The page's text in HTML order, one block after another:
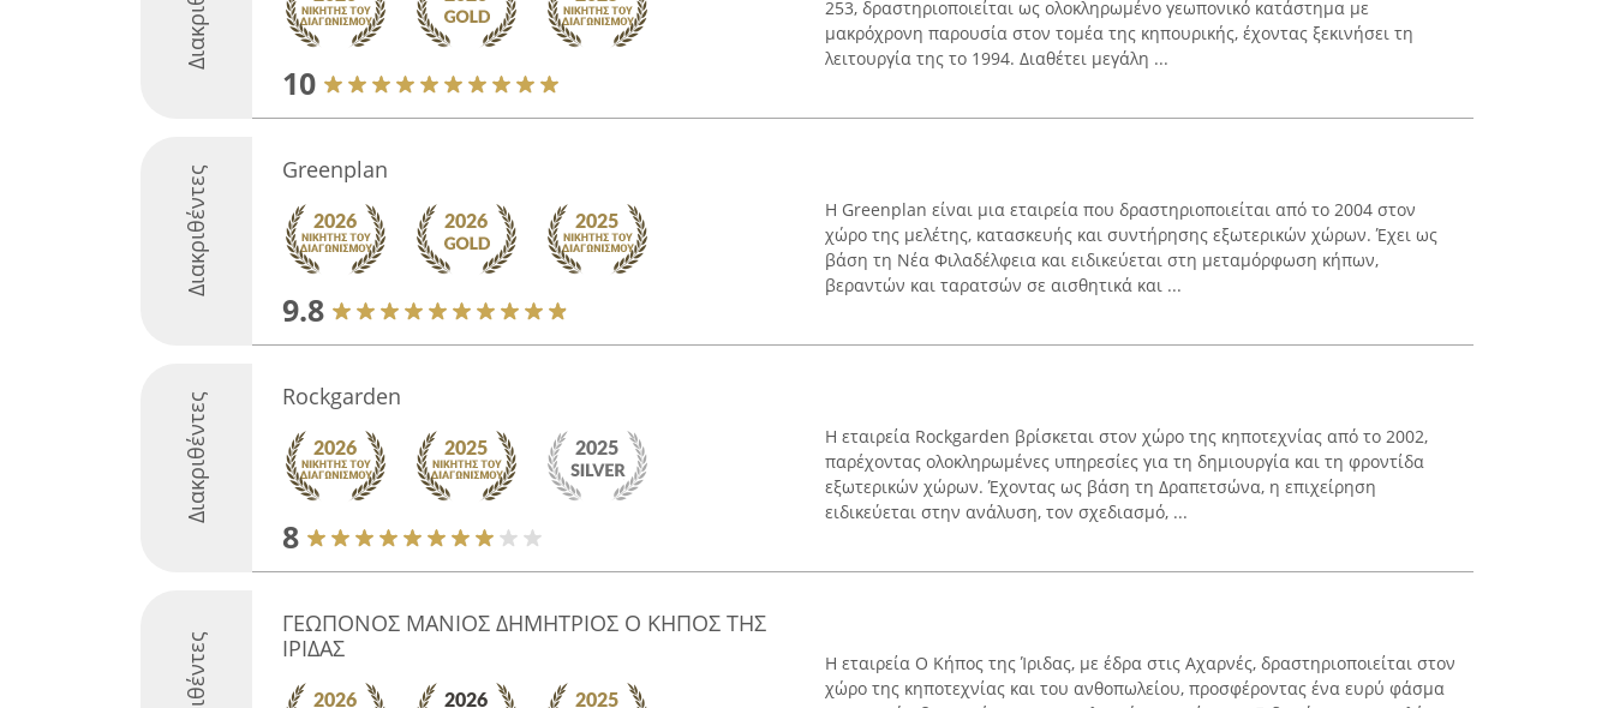
10
253, δραστηριοποιείται ως ολοκληρωμένο γεωπονικό κατάστημα με
μακρόχρονη παρουσία στον τομέα της κηπουρικής, έχοντας ξεκινήσει τη
λειτουργία της το 1994. Διαθέτει μεγάλη ...
Διακριθέντες Greenplan
9.8
Η Greenplan είναι μια εταιρεία που δραστηριοποιείται από το 2004 στον
χώρο της μελέτης, κατασκευής και συντήρησης εξωτερικών χώρων. Έχει ως
βάση τη Νέα Φιλαδέλφεια και ειδικεύεται στη μεταμόρφωση κήπων,
βεραντών και ταρατσών σε αισθητικά και ...
Διακριθέντες Rockgarden
8
Η εταιρεία Rockgarden βρίσκεται στον χώρο της κηποτεχνίας από το 2002,
παρέχοντας ολοκληρωμένες υπηρεσίες για τη δημιουργία και τη φροντίδα
εξωτερικών χώρων. Έχοντας ως βάση τη Δραπετσώνα, η επιχείρηση
ειδικεύεται στην ανάλυση, τον σχεδιασμό, ...
ΓΕΩΠΟΝΟΣ ΜΑΝΙΟΣ ΔΗΜΗΤΡΙΟΣ Ο ΚΗΠΟΣ ΤΗΣ
ΙΡΙΔΑΣ
Η εταιρεία Ο Κήπος της Ίριδας, με έδρα στις Αχαρνές, δραστηριοποιείται στον
χώρο της κηποτεχνίας και του ανθοπωλείου, προσφέροντας ένα ευρύ φάσμα